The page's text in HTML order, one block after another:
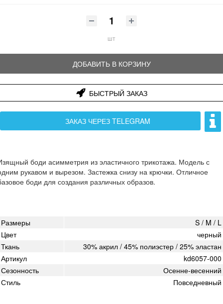
шт
ДОБАВИТЬ В КОРЗИНУ
БЫСТРЫЙ ЗАКАЗ
ЗАКАЗ ЧЕРЕЗ TELEGRAM
боди асимметрия из эластичного трикотажа. Модель с
рукавом и вырезом. Застежка снизу на крючки. Отличное
боди для создания различных образов.
Размеры
S / M / L
Цвет
черный
Ткань
30% акрил / 45% полиэстер / 25% эластан
Артикул
kd6057-000
Сезонность
Осенне-весенний
Стиль
Повседневный